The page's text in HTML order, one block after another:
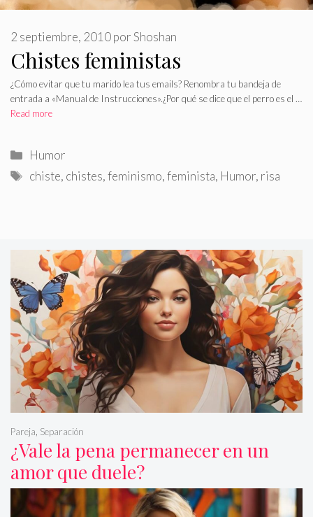
Chistes feministas
2 septiembre, 2010porShoshan
¿Cómo evitar que tu marido lea tus emails? Renombra tu bandeja de
entrada a «Manual de Instrucciones».¿Por qué se dice que el perro es el …
Read more
Categorías
Humor
Etiquetas
chiste, chistes,feminismo,feminista, Humor, risa
¿Vale la pena permanecer en un
amor que duele?
Pareja Separación